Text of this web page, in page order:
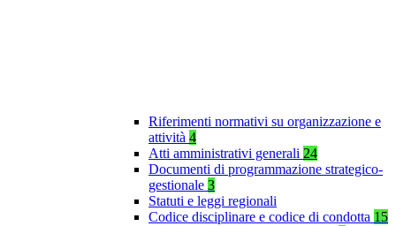
Riferimenti normativi su organizzazione e
attività 4
Atti amministrativi generali 24
Documenti di programmazione strategico-
gestionale 3
Statuti e leggi regionali
Codice disciplinare e codice di condotta 15